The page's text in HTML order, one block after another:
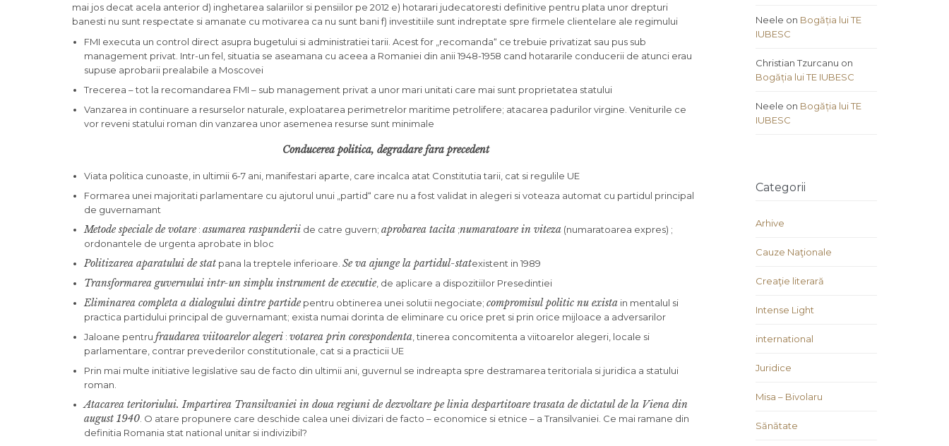
mai jos decat acela anterior d) inghetarea salariilor si pensiilor pe 2012 e) hotarari judecatoresti definitive pentru plata unor drepturi
banesti nu sunt respectate si amanate cu motivarea ca nu sunt bani f) investitiile sunt indreptate spre firmele clientelare ale regimului
FMI executa un control direct asupra bugetului si administratiei tarii. Acest for „recomanda“ ce trebuie privatizat sau pus sub
management privat. Intr-un fel, situatia se aseamana cu aceea a Romaniei din anii 1948-1958 cand hotararile conducerii de atunci erau
supuse aprobarii prealabile a Moscovei
Trecerea – tot la recomandarea FMI – sub management privat a unor mari unitati care mai sunt proprietatea statului
Vanzarea in continuare a resurselor naturale, exploatarea perimetrelor maritime petrolifere; atacarea padurilor virgine. Veniturile ce
vor reveni statului roman din vanzarea unor asemenea resurse sunt minimale
Conducerea politica, degradare fara precedent
Viata politica cunoaste, in ultimii 6-7 ani, manifestari aparte, care incalca atat Constitutia tarii, cat si regulile UE
Formarea unei majoritati parlamentare cu ajutorul unui „partid“ care nu a fost validat in alegeri si voteaza automat cu partidul principal
de guvernamant
Metode speciale de votare: asumarea raspunderiide catre guvern; aprobarea tacita;numaratoare in viteza(numaratoarea expres) ;
ordonantele de urgenta aprobate in bloc
Politizarea aparatului de statpana la treptele inferioare. Se va ajunge la partidul-statexistent in 1989
Transformarea guvernului intr-un simplu instrument de executie, de aplicare a dispozitiilor Presedintiei
Eliminarea completa a dialogului dintre partidepentru obtinerea unei solutii negociate; compromisul politic nu existain mentalul si
practica partidului principal de guvernamant; exista numai dorinta de eliminare cu orice pret si prin orice mijloace a adversarilor
Jaloane pentru fraudarea viitoarelor alegeri: votarea prin corespondenta, tinerea concomitenta a viitoarelor alegeri, locale si
parlamentare, contrar prevederilor constitutionale, cat si a practicii UE
Prin mai multe initiative legislative sau de facto din ultimii ani, guvernul se indreapta spre destramarea teritoriala si juridica a statului
roman.
Atacarea teritoriului. Impartirea Transilvaniei in doua regiuni de dezvoltare pe linia despartitoare trasata de dictatul de la Viena din
august 1940. O atare propunere care deschide calea unei divizari de facto – economice si etnice – a Transilvaniei. Ce mai ramane din
definitia Romania stat national unitar si indivizibil?
Neele on Bogăția lui TE
IUBESC
Christian Tzurcanu on
Bogăția lui TE IUBESC
Neele on Bogăția lui TE
IUBESC
Categorii
Arhive
Cauze Naţionale
Creaţie literară
Intense Light
international
Juridice
Misa – Bivolaru
Sănătate